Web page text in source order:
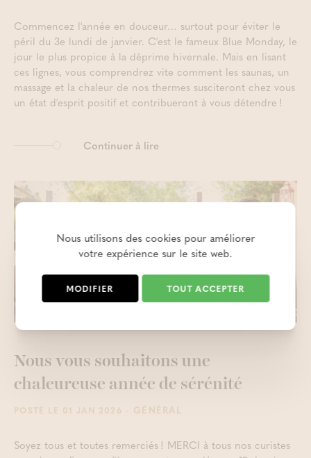
Commencez l'année en douceur… surtout pour éviter le
péril du 3e lundi de janvier. C'est le fameux Blue Monday, le
jour le plus propice à la déprime hivernale. Mais en lisant
ces lignes, vous comprendrez vite comment les saunas, un
massage et la chaleur de nos thermes susciteront chez vous
un état d'esprit positif et contribueront à vous détendre !
Continuer à lire
Nous vous souhaitons une
chaleureuse année de sérénité
POSTÉ LE 01 JAN 2026 - GÉNÉRAL
Soyez tous et toutes remerciés ! MERCI à tous nos curistes
Nous utilisons des cookies pour améliorer
votre expérience sur le site web.
MODIFIER TOUT ACCEPTER